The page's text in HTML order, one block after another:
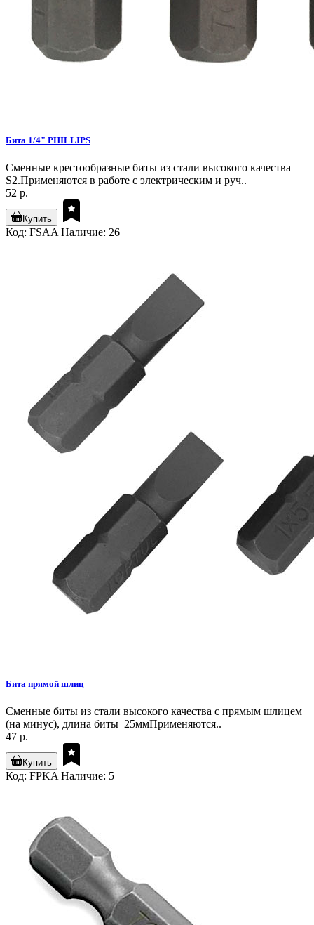
Бита 1/4" PHILLIPS
Сменные крестообразные биты из стали высокого качества
S2.Применяются в работе с электрическим и руч..
52 р.
Купить
Код: FSAA Наличие: 26
Бита прямой шлиц
Сменные биты из стали высокого качества с прямым шлицем
(на минус), длина биты 25ммПрименяются..
47 р.
Купить
Код: FPKA Наличие: 5